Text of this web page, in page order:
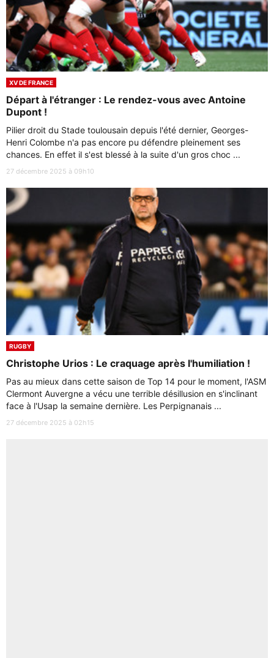
XV DE FRANCE
Départ à l'étranger : Le rendez-vous avec Antoine
Dupont !
Pilier droit du Stade toulousain depuis l'été dernier, Georges-
Henri Colombe n'a pas encore pu défendre pleinement ses
chances. En effet il s'est blessé à la suite d'un gros choc ...
27 décembre 2025 à 09h10
RUGBY
Christophe Urios : Le craquage après l'humiliation !
Pas au mieux dans cette saison de Top 14 pour le moment, l'ASM
Clermont Auvergne a vécu une terrible désillusion en s'inclinant
face à l'Usap la semaine dernière. Les Perpignanais ...
27 décembre 2025 à 02h15